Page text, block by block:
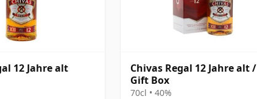
12 Jahre alt
Chivas Regal 12 Jahre alt /
Gift Box
70cl • 40%